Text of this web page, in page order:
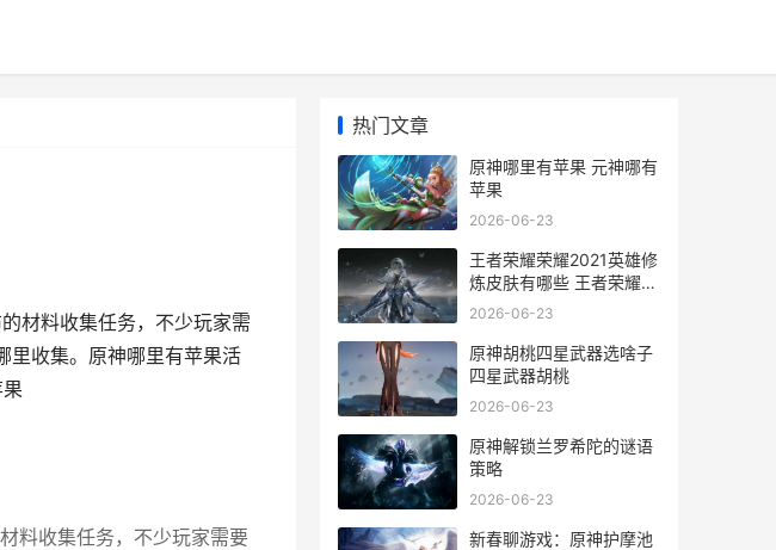
材料收集任务，不少玩家需
里收集。原神哪里有苹果活
料收集任务，不少玩家需要
热门文章
原神哪里有苹果 元神哪有
苹果
2026-06-23
王者荣耀荣耀2021英雄修
炼皮肤有哪些 王者荣耀荣
耀200pro能开多少帧
2026-06-23
原神胡桃四星武器选啥子
四星武器胡桃
2026-06-23
原神解锁兰罗希陀的谜语
策略
2026-06-23
新春聊游戏：原神护摩池